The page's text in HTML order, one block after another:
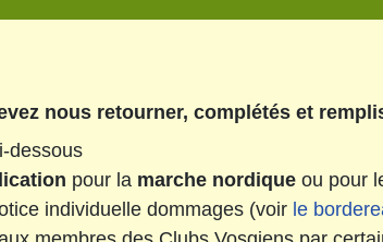
nous retourner, complétés et
dessous
pour la marche nordique ou pour
individuelle dommages (voir le